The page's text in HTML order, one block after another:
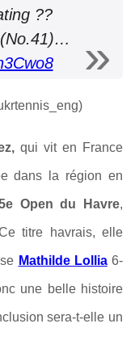
??
qui vit en France
dans la région en
Open du Havre,
titre havrais, elle
Mathilde Lollia6-
une belle histoire
sera-t-elle un